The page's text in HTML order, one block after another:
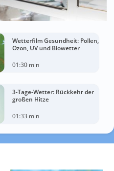
Wetterfilm Gesundheit: Pollen,
Ozon, UV und Biowetter
01:30 min
3-Tage-Wetter: Rückkehr der
großen Hitze
01:33 min